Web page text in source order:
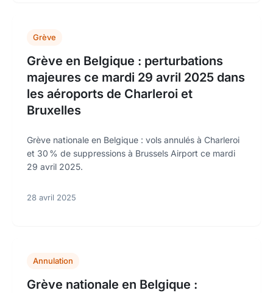
Grève
Grève en Belgique : perturbations
majeures ce mardi 29 avril 2025 dans
les aéroports de Charleroi et
Bruxelles
Grève nationale en Belgique : vols annulés à Charleroi
et 30 % de suppressions à Brussels Airport ce mardi
29 avril 2025.
28 avril 2025
Annulation
Grève nationale en Belgique :